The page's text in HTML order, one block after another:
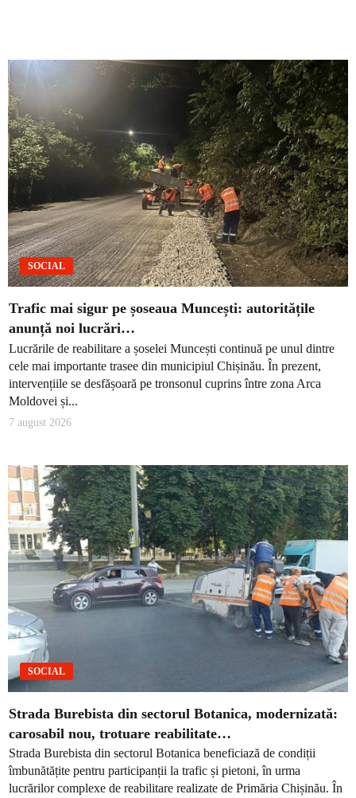
SOCIAL
Trafic mai sigur pe șoseaua Muncești: autoritățile
anunță noi lucrări…
Lucrările de reabilitare a șoselei Muncești continuă pe unul dintre
cele mai importante trasee din municipiul Chișinău. În prezent,
intervențiile se desfășoară pe tronsonul cuprins între zona Arca
Moldovei și...
7 august 2026
SOCIAL
Strada Burebista din sectorul Botanica, modernizată:
carosabil nou, trotuare reabilitate…
Strada Burebista din sectorul Botanica beneficiază de condiții
îmbunătățite pentru participanții la trafic și pietoni, în urma
lucrărilor complexe de reabilitare realizate de Primăria Chișinău. În